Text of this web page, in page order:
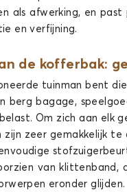
voor
als afwerking, en
en verfijning.
de kofferbak:
tuinman bent
berg bagage,
Om zich aan elk
zijn zeer gemakkelijk
van
eronder glijden.